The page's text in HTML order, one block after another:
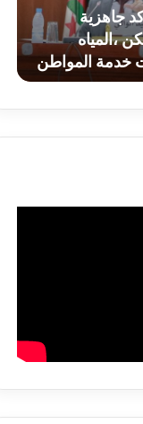
جاهزية
،المياه
خدمة المواطن